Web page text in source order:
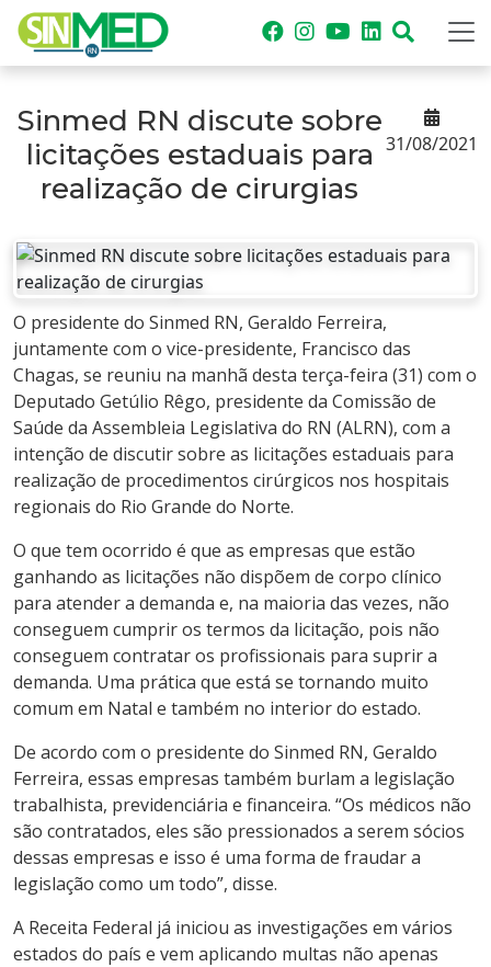
Sinmed RN discute sobre
licitações estaduais para
realização de cirurgias
31/08/2021
O presidente do Sinmed RN, Geraldo Ferreira,
juntamente com o vice-presidente, Francisco das
Chagas, se reuniu na manhã desta terça-feira (31) com o
Deputado Getúlio Rêgo, presidente da Comissão de
Saúde da Assembleia Legislativa do RN (ALRN), com a
intenção de discutir sobre as licitações estaduais para
realização de procedimentos cirúrgicos nos hospitais
regionais do Rio Grande do Norte.
O que tem ocorrido é que as empresas que estão
ganhando as licitações não dispõem de corpo clínico
para atender a demanda e, na maioria das vezes, não
conseguem cumprir os termos da licitação, pois não
conseguem contratar os profissionais para suprir a
demanda. Uma prática que está se tornando muito
comum em Natal e também no interior do estado.
De acordo com o presidente do Sinmed RN, Geraldo
Ferreira, essas empresas também burlam a legislação
trabalhista, previdenciária e financeira. “Os médicos não
são contratados, eles são pressionados a serem sócios
dessas empresas e isso é uma forma de fraudar a
legislação como um todo”, disse.
A Receita Federal já iniciou as investigações em vários
estados do país e vem aplicando multas não apenas